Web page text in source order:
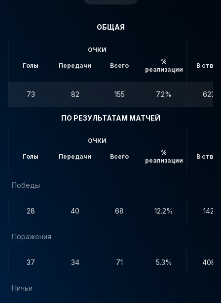
ОБЩАЯ
ОЧКИ
Голы Передачи Всего
%
реализации
В створ
73 82 155 7.2% 623
ПО РЕЗУЛЬТАТАМ МАТЧЕЙ
ОЧКИ
Голы Передачи Всего
%
реализации
В створ
Победы
28 40 68 12.2% 142
Поражения
37 34 71 5.3% 408
Ничьи